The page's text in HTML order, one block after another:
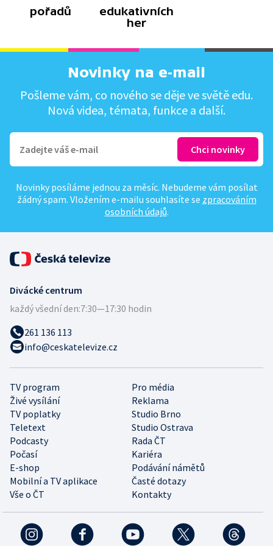
pořadů
edukativních
her
Novinky na e-mail
Pošleme vám, co nového se děje ve světě edu.
Nová videa, témata, funkce a další.
Novinky posíláme jednou za měsíc. Nebudeme vám posílat
žádný spam. Vložením e-mailu souhlasíte se zpracováním
osobních údajů.